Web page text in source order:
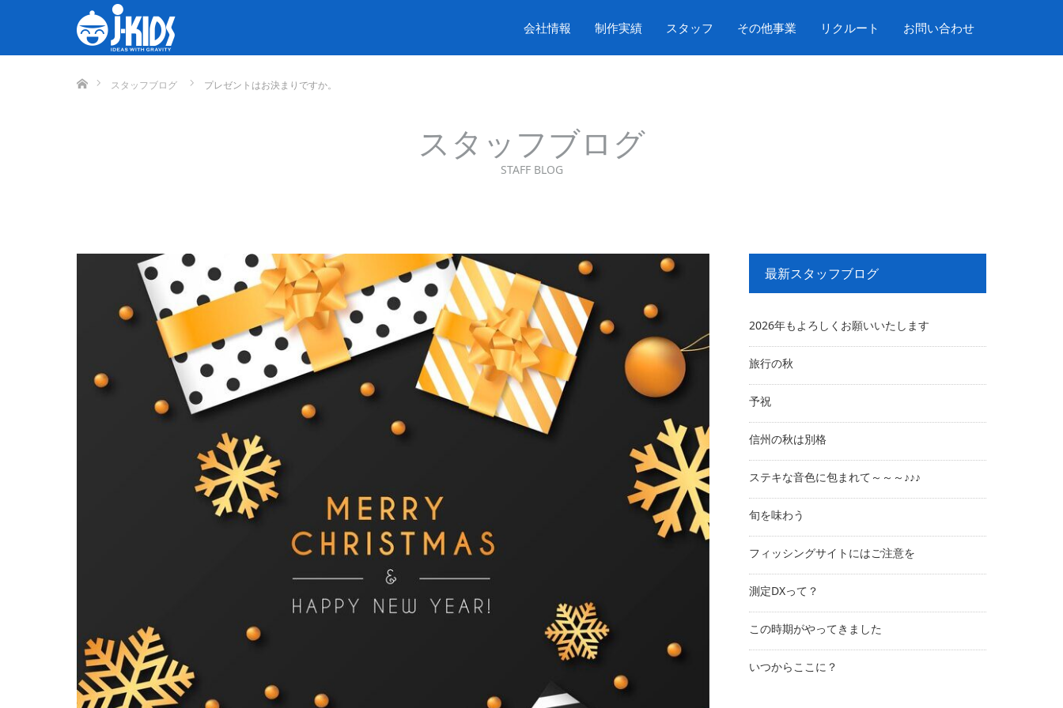
会社情報 制作実績 スタッフ その他事業 リクルート お問い合わせ
スタッフブログ
プレゼントはお決まりですか。
スタッフブログ
STAFF BLOG
最新スタッフブログ
2026年もよろしくお願いいたします
旅行の秋
予祝
信州の秋は別格
ステキな音色に包まれて～～～♪♪♪
旬を味わう
フィッシングサイトにはご注意を
測定DXって？
この時期がやってきました
いつからここに？